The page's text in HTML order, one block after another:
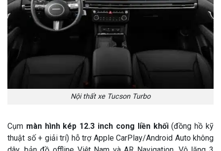
Nội thất xe Tucson Turbo
Cụm màn hình kép 12.3 inch cong liền khối(đồng hồ kỹ
thuật số + giải trí) hỗ trợ Apple CarPlay/Android Auto không